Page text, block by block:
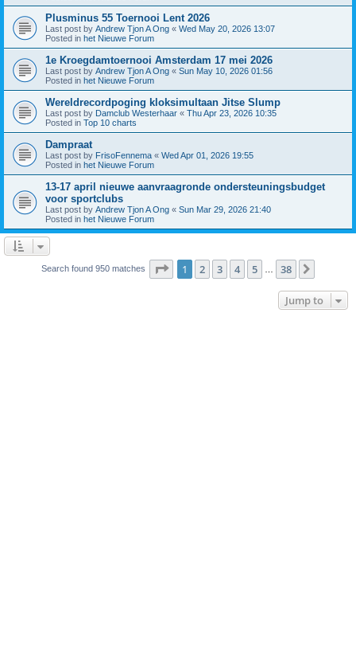
Plusminus 55 Toernooi Lent 2026
Last post by Andrew Tjon A Ong « Wed May 20, 2026 13:07
Posted in het Nieuwe Forum
1e Kroegdamtoernooi Amsterdam 17 mei 2026
Last post by Andrew Tjon A Ong « Sun May 10, 2026 01:56
Posted in het Nieuwe Forum
Wereldrecordpoging kloksimultaan Jitse Slump
Last post by Damclub Westerhaar « Thu Apr 23, 2026 10:35
Posted in Top 10 charts
Dampraat
Last post by FrisoFennema « Wed Apr 01, 2026 19:55
Posted in het Nieuwe Forum
13-17 april nieuwe aanvraagronde ondersteuningsbudget
voor sportclubs
Last post by Andrew Tjon A Ong « Sun Mar 29, 2026 21:40
Posted in het Nieuwe Forum
Search found 950 matches Page 1of 38
1 2 3 4 5 … 38
Jump to